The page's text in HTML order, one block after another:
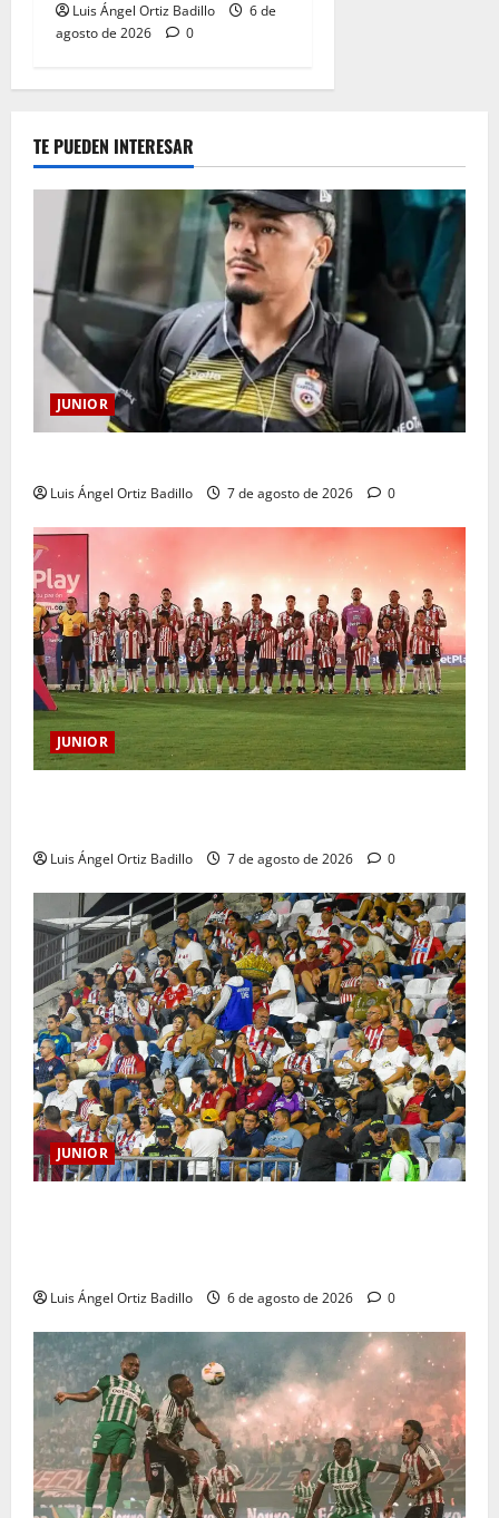
Luis Ángel Ortiz Badillo
6 de
agosto de 2026
0
TE PUEDEN INTERESAR
JUNIOR
Luis Ángel Ortiz Badillo 7 de agosto de 2026 0
JUNIOR
Luis Ángel Ortiz Badillo 7 de agosto de 2026 0
JUNIOR
Luis Ángel Ortiz Badillo 6 de agosto de 2026 0